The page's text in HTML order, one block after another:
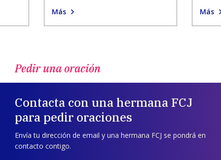
Más Más
Pedir una oración
Contacta con una hermana FCJ
para pedir oraciones
Envía tu dirección de email y una hermana FCJ se pondrá en
contacto contigo.